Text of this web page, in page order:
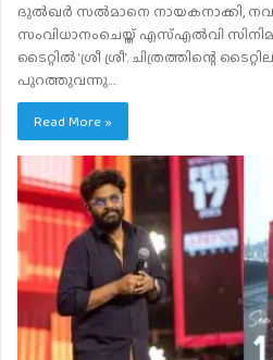
ദുൽഖർ സൽമാനെ നായകനാക്കി,
സംവിധാനംചെയ്ത് എസ്എൽവി
ടൈറ്റിൽ ‘ശ്രീ ശ്രീ’. ചിത്രത്തിന്റെ
പുറത്തുവന്നു.…
Read More »